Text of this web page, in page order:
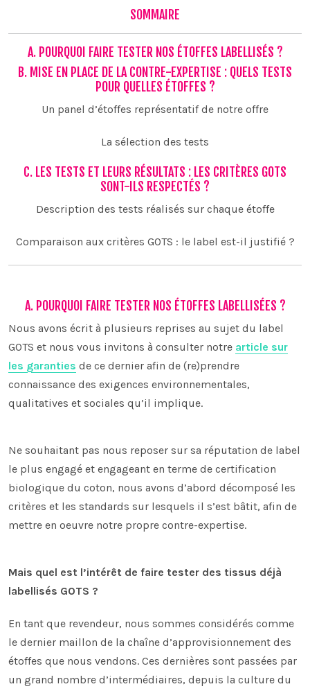
SOMMAIRE
A. POURQUOI FAIRE TESTER NOS ÉTOFFES LABELLISÉS ?
B. MISE EN PLACE DE LA CONTRE-EXPERTISE : QUELS TESTS
POUR QUELLES ÉTOFFES ?
Un panel d’étoffes représentatif de notre offre
La sélection des tests
C. LES TESTS ET LEURS RÉSULTATS : LES CRITÈRES GOTS
SONT-ILS RESPECTÉS ?
Description des tests réalisés sur chaque étoffe
Comparaison aux critères GOTS : le label est-il justifié ?
A. POURQUOI FAIRE TESTER NOS ÉTOFFES LABELLISÉES ?
Nous avons écrit à plusieurs reprises au sujet du label
GOTS et nous vous invitons à consulter notre article sur
les garanties de ce dernier afin de (re)prendre
connaissance des exigences environnementales,
qualitatives et sociales qu’il implique.
Ne souhaitant pas nous reposer sur sa réputation de label
le plus engagé et engageant en terme de certification
biologique du coton, nous avons d’abord décomposé les
critères et les standards sur lesquels il s’est bâtit, afin de
mettre en oeuvre notre propre contre-expertise.
Mais quel est l’intérêt de faire tester des tissus déjà
labellisés GOTS ?
En tant que revendeur, nous sommes considérés comme
le dernier maillon de la chaîne d’approvisionnement des
étoffes que nous vendons. Ces dernières sont passées par
un grand nombre d’intermédiaires, depuis la culture du